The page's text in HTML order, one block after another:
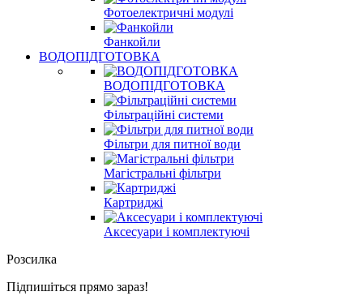
Фотоелектричні модулі
Фанкойли
ВОДОПІДГОТОВКА
ВОДОПІДГОТОВКА
Фільтраційні системи
Фільтри для питної води
Магістральні фільтри
Картриджі
Аксесуари і комплектуючі
Розсилка
Підпишіться прямо зараз!